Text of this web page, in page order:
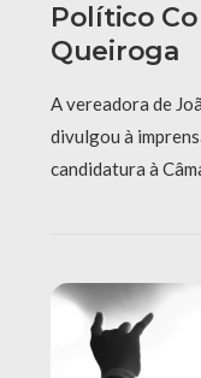
Político
Queiroga
A vereadora de
divulgou à
candidatura à